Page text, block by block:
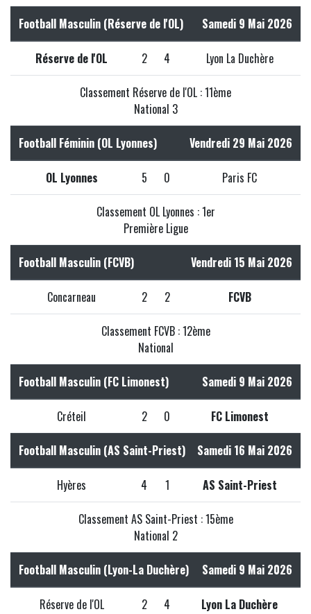
Football Masculin (Réserve de l'OL) Samedi 9 Mai 2026
Réserve de l'OL 2 4 Lyon La Duchère
Classement Réserve de l'OL : 11ème
National 3
Football Féminin (OL Lyonnes) Vendredi 29 Mai 2026
OL Lyonnes 5 0 Paris FC
Classement OL Lyonnes : 1er
Première Ligue
Football Masculin (FCVB) Vendredi 15 Mai 2026
Concarneau 2 2 FCVB
Classement FCVB : 12ème
National
Football Masculin (FC Limonest) Samedi 9 Mai 2026
Créteil 2 0 FC Limonest
Football Masculin (AS Saint-Priest) Samedi 16 Mai 2026
Hyères 4 1 AS Saint-Priest
Classement AS Saint-Priest : 15ème
National 2
Football Masculin (Lyon-La Duchère) Samedi 9 Mai 2026
Réserve de l'OL 2 4 Lyon La Duchère